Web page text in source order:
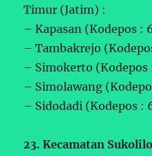
Timur (Jatim) :
– Kapasan (Kodepos :
– Tambakrejo
– Simokerto (Kodepos
– Simolawang
– Sidodadi (Kodepos :
23. Kecamatan Sukolilo